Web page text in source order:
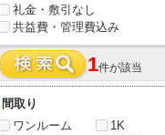
礼金・敷引なし
共益費・管理費込み
1件が該当
間取り
ワンルーム
1K